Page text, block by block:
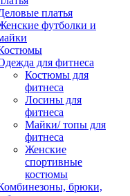
платья
футболки и
для фитнеса
Костюмы для
фитнеса
Лосины для
фитнеса
Майки/ топы для
фитнеса
Женские
спортивные
костюмы
брюки,